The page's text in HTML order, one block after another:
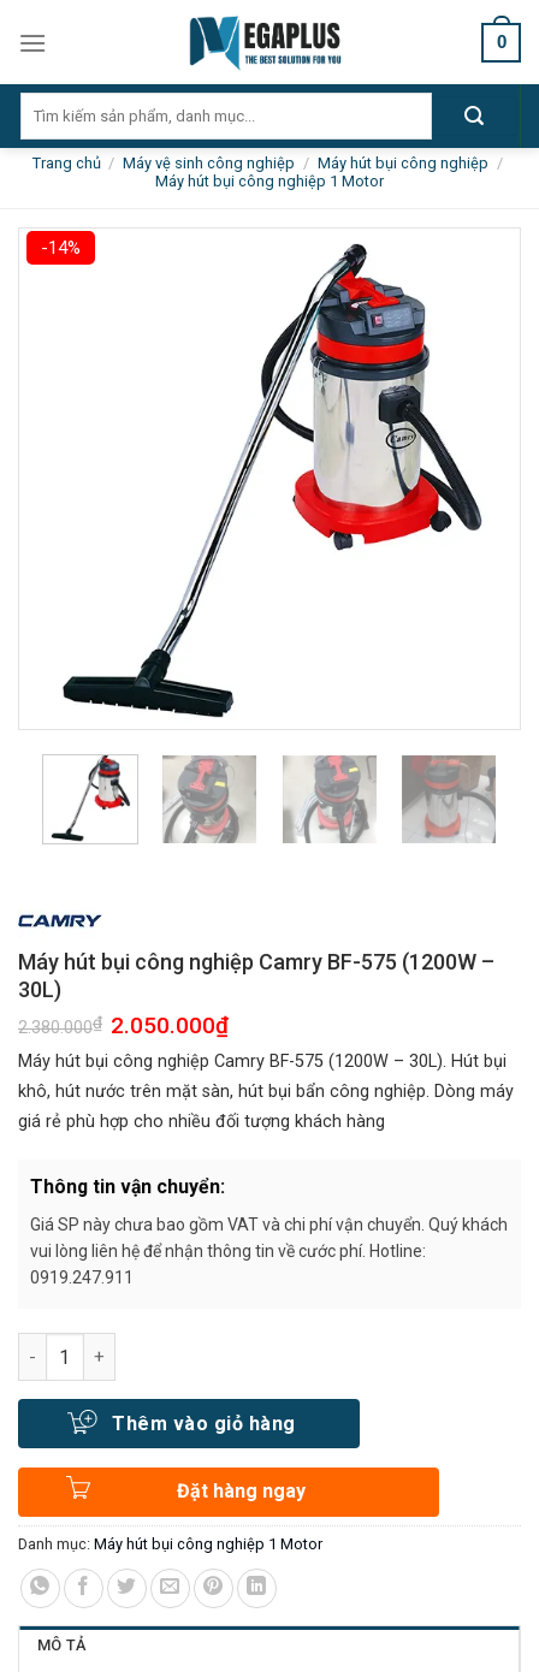
0
kiếm:
Trang chủ / Máy vệ sinh công nghiệp / Máy hút bụi công nghiệp /
Máy hút bụi công nghiệp 1 Motor
-14%
Máy hút bụi công nghiệp Camry BF-575 (1200W –
30L)
2.380.000₫ Giá
gốc
là:
2.380.000₫.
2.050.000₫Giá
tại
là:
2.050.000₫.
Máy hút bụi công nghiệp Camry BF-575 (1200W – 30L). Hút bụi
khô, hút nước trên mặt sàn, hút bụi bẩn công nghiệp. Dòng máy
giá rẻ phù hợp cho nhiều đối tượng khách hàng
Thông tin vận chuyển:
Giá SP này chưa bao gồm VAT và chi phí vận chuyển. Quý khách
vui lòng liên hệ để nhận thông tin về cước phí. Hotline:
0919.247.911
Số lượng
Thêm vào giỏ hàng
Đặt hàng ngay
Danh mục: Máy hút bụi công nghiệp 1 Motor
MÔ TẢ